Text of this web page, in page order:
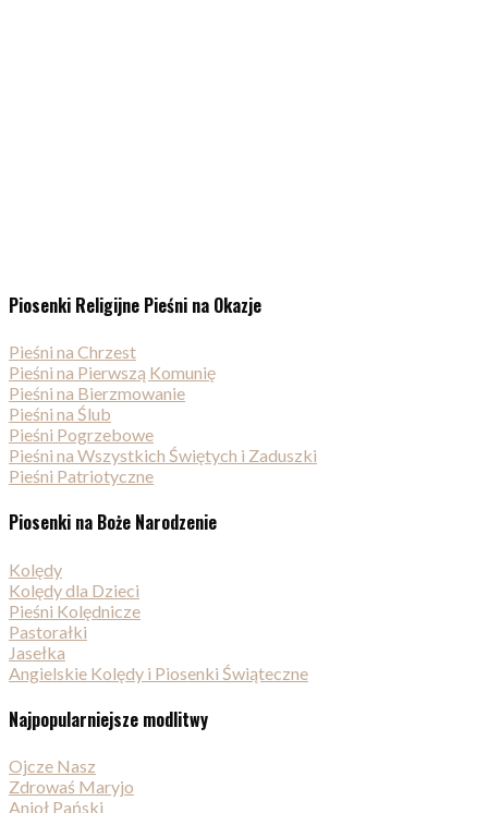
Piosenki Religijne Pieśni na Okazje
Pieśni na Chrzest
Pieśni na Pierwszą Komunię
Pieśni na Bierzmowanie
Pieśni na Ślub
Pieśni Pogrzebowe
Pieśni na Wszystkich Świętych i Zaduszki
Pieśni Patriotyczne
Piosenki na Boże Narodzenie
Kolędy
Kolędy dla Dzieci
Pieśni Kolędnicze
Pastorałki
Jasełka
Angielskie Kolędy i Piosenki Świąteczne
Najpopularniejsze modlitwy
Ojcze Nasz
Zdrowaś Maryjo
Anioł Pański